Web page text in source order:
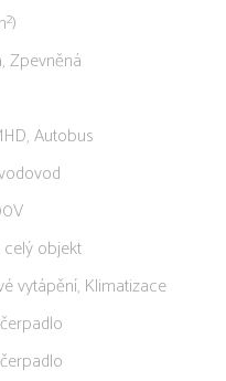
Zpevněná
Autobus
objekt
vytápění, Klimatizace